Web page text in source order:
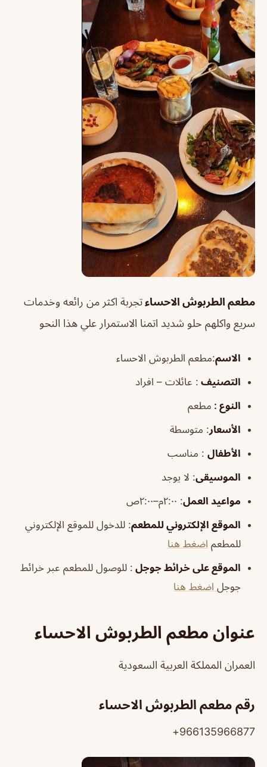
مطعم الطربوش الاحساء تجربة اكثر من رائعه وخدمات
سريع واكلهم حلو شديد اتمنا الاستمرار علي هذا النحو
الاسم:مطعم الطربوش الاحساء
التصنيف : عائلات – افراد
النوع : مطعم
الأسعار: متوسطة
الأطفال : مناسب
الموسيقى: لا يوجد
مواعيد العمل: ٢:٠٠م–٢:٠٠ص
الموقع الإلكتروني للمطعم: للدخول للموقع الإلكتروني
للمطعم اضغط هنا
الموقع على خرائط جوجل : للوصول للمطعم عبر خرائط
جوجل اضغط هنا
عنوان مطعم الطربوش الاحساء
العمران المملكة العربية السعودية
رقم مطعم الطربوش الاحساء
966135966877+